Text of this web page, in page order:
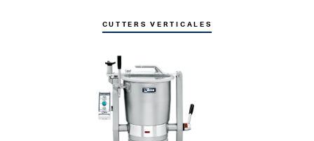
CUTTERS VERTICALES